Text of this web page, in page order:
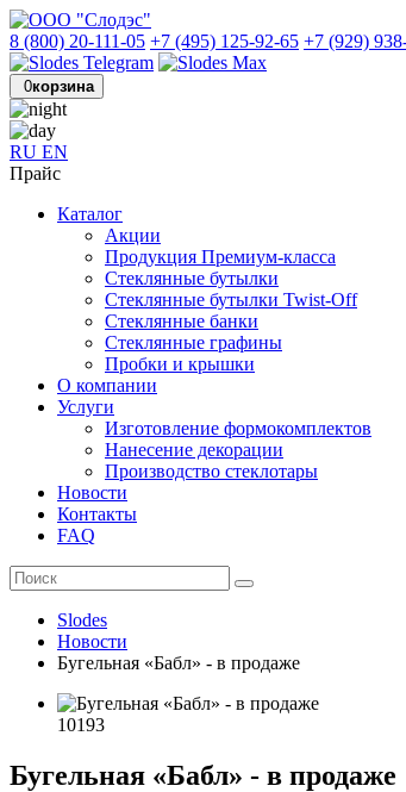
8 (800) 20-111-05 +7 (495) 125-92-65 +7 (929)
0корзина
RU EN
Прайс
Каталог
Акции
Продукция Премиум-класса
Стеклянные бутылки
Стеклянные бутылки Twist-Off
Стеклянные банки
Стеклянные графины
Пробки и крышки
О компании
Услуги
Изготовление формокомплектов
Нанесение декорации
Производство стеклотары
Новости
Контакты
FAQ
Slodes
Новости
Бугельная «Бабл» - в продаже
10193
Бугельная «Бабл» - в продаже